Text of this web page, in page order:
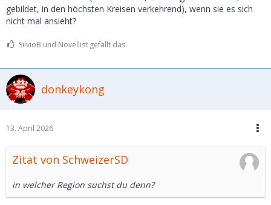
gebildet, in den höchsten Kreisen verkehrend), wenn sie es sich
nicht mal ansieht?
SilvioB und Novellist gefällt das.
donkeykong
13. April 2026
Zitat von SchweizerSD
in welcher Region suchst du denn?